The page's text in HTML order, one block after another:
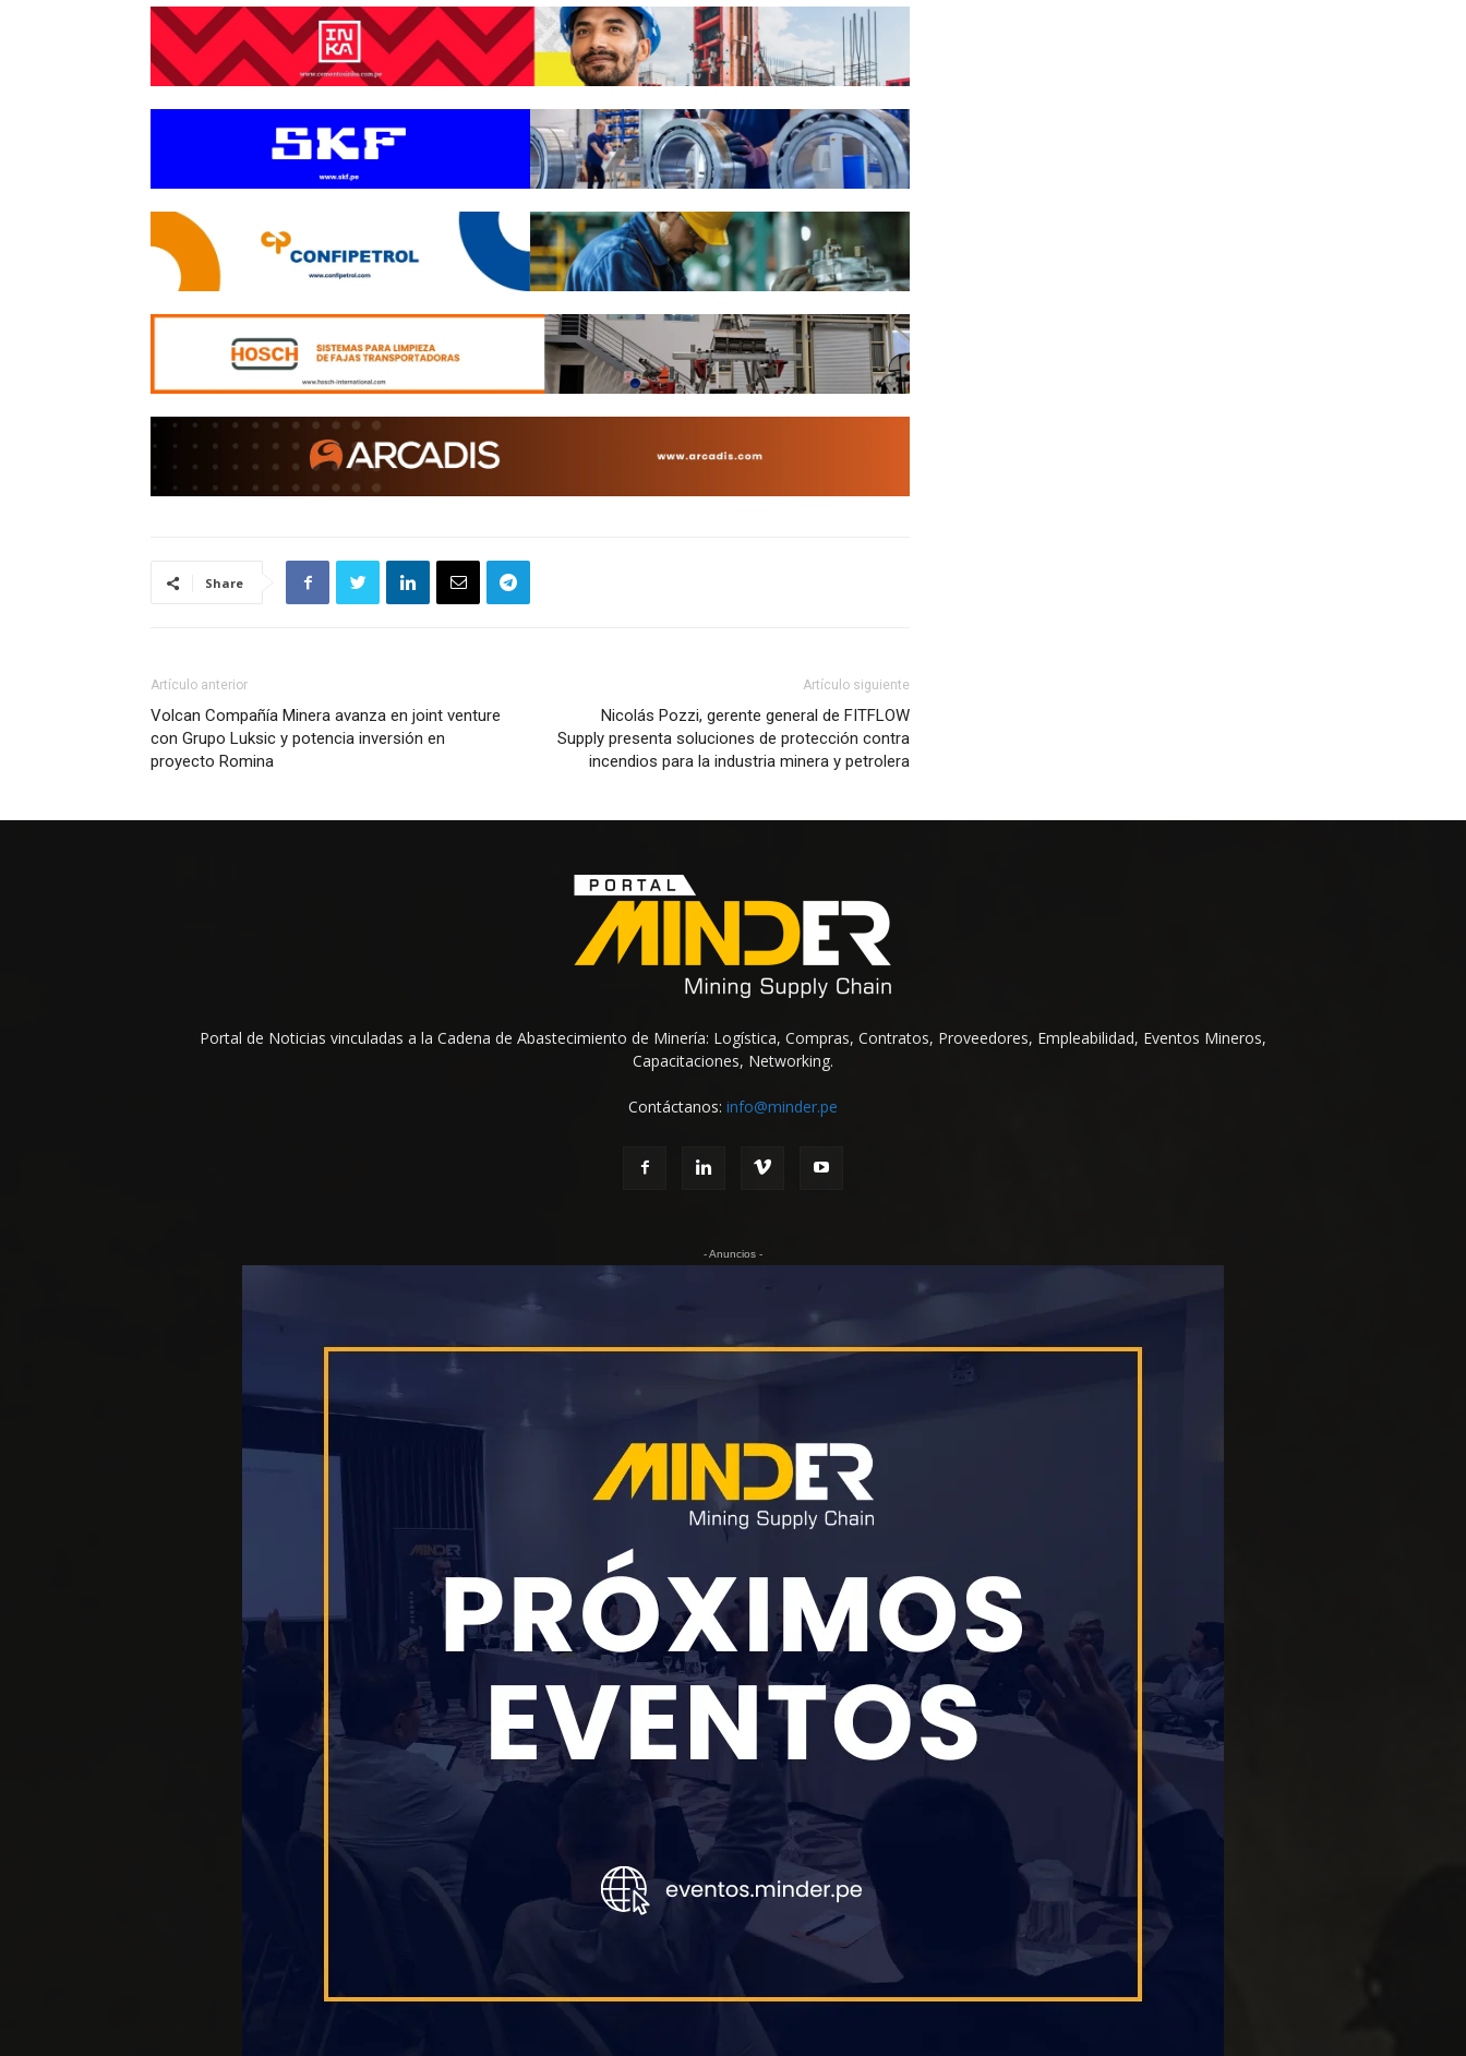
Share
Artículo anterior
Volcan Compañía Minera avanza en joint venture
con Grupo Luksic y potencia inversión en
proyecto Romina
Artículo siguiente
Nicolás Pozzi, gerente general de FITFLOW
Supply presenta soluciones de protección contra
incendios para la industria minera y petrolera
Portal de Noticias vinculadas a la Cadena de Abastecimiento de Minería: Logística, Compras, Contratos, Proveedores, Empleabilidad, Eventos Mineros,
Capacitaciones, Networking.
Contáctanos: info@minder.pe
- Anuncios -